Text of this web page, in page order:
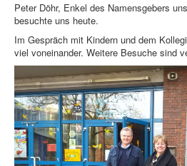
Peter Döhr, Enkel des Namensgebers
besuchte uns heute.
Im Gespräch mit Kindern und dem
viel voneinander. Weitere Besuche sind